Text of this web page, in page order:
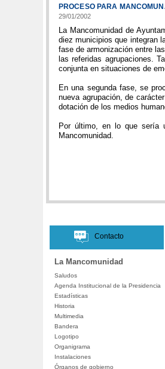
PROCESO PARA
29/01/2002
La Mancomunidad de
diez municipios que integran
fase de armonización entre
las referidas agrupaciones.
conjunta en situaciones de
En una segunda fase, se
nueva agrupación, de
dotación de los medios
Por último, en lo que sería
Mancomunidad.
Contacto
La Mancomunidad
Saludos
Agenda Institucional de la Presidencia
Estadísticas
Historia
Multimedia
Bandera
Logotipo
Organigrama
Instalaciones
Órganos de gobierno